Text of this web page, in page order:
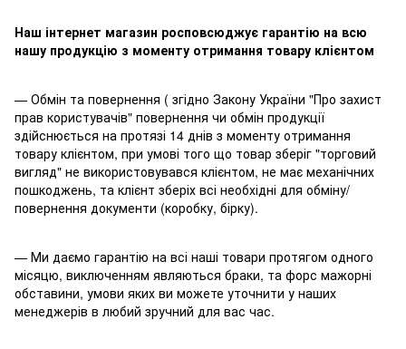
Наш інтернет магазин росповсюджує гарантію на всю
нашу продукцію з моменту отримання товару клієнтом
— Обмін та повернення ( згідно Закону України "Про захист
прав користувачів" повернення чи обмін продукції
здійснюється на протязі 14 днів з моменту отримання
товару клієнтом, при умові того що товар зберіг "торговий
вигляд" не використовувався клієнтом, не має механічних
пошкоджень, та клієнт зберіх всі необхідні для обміну/
повернення документи (коробку, бірку).
— Ми даємо гарантію на всі наші товари протягом одного
місяцю, виключенням являються браки, та форс мажорні
обставини, умови яких ви можете уточнити у наших
менеджерів в любий зручний для вас час.